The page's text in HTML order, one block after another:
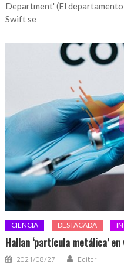
Department' (El
Swift se
CIENCIA DESTACADA
Hallan ‘partícula metálica’
2021/08/27 Editor